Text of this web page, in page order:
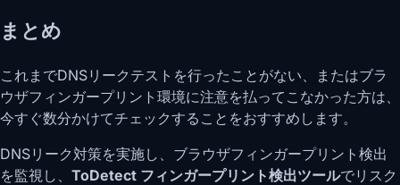
まとめ
これまでDNSリークテストを行ったことがない、またはブラ
ウザフィンガープリント環境に注意を払ってこなかった方は、
今すぐ数分かけてチェックすることをおすすめします。
DNSリーク対策を実施し、ブラウザフィンガープリント検出
を監視し、 ToDetect フィンガープリント検出ツールでリスク